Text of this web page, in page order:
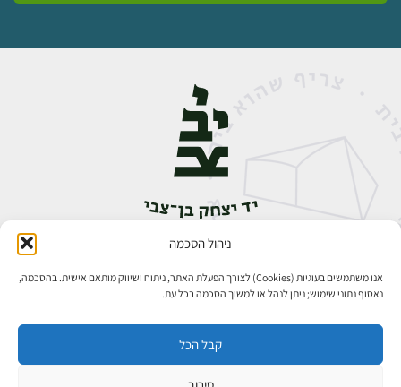
ניהול הסכמה
אנו משתמשים בעוגיות (Cookies) לצורך הפעלת האתר, ניתוח ושיווק מותאם אישית. בהסכמה,
נאסוף נתוני שימוש; ניתן לנהל או למשוך הסכמה בכל עת.
קבל הכל
אבן גבירול 14, רחביה, ירושלים